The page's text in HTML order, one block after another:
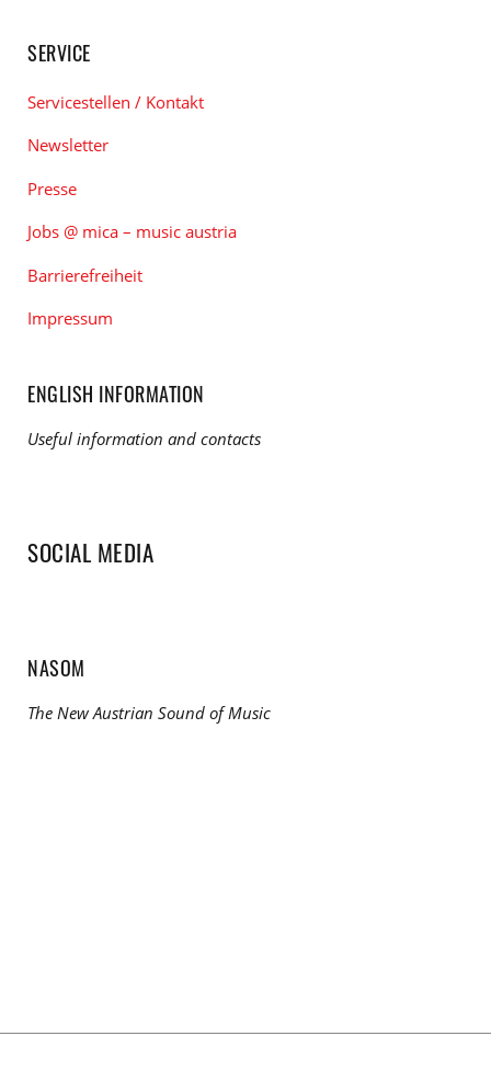
SERVICE
Servicestellen / Kontakt
Newsletter
Presse
Jobs @ mica – music austria
Barrierefreiheit
Impressum
ENGLISH INFORMATION
Useful information and contacts
SOCIAL MEDIA
NASOM
The New Austrian Sound of Music